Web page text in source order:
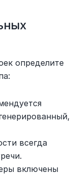
определите
всегда
включены